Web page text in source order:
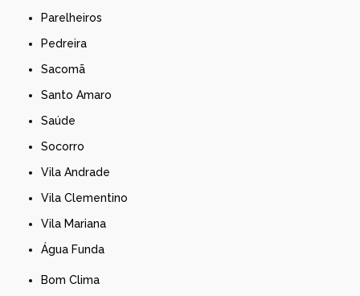
Parelheiros
Pedreira
Sacomã
Santo Amaro
Saúde
Socorro
Vila Andrade
Vila Clementino
Vila Mariana
Água Funda
Bom Clima